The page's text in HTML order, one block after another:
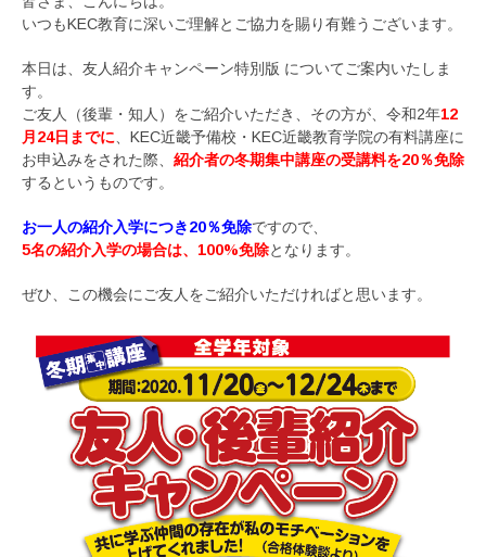
いつもKEC教育に深いご理解とご協力を賜り有難うございます。
本日は、友人紹介キャンペーン特別版 についてご案内いたしま
す。
ご友人（後輩・知人）をご紹介いただき、その方が、令和2年12
月24日までに 、KEC近畿予備校・KEC近畿教育学院の有料講座に
お申込みをされた際、 紹介者の冬期集中講座の受講料を20％免除
するというものです。
お一人の紹介入学につき20％免除ですので、
5名の紹介入学の場合は、100%免除となります。
ぜひ、この機会にご友人をご紹介いただければと思います。